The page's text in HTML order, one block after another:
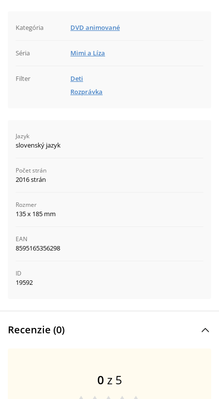
Kategória DVD animované
Séria Mimi a Líza
Filter
Deti
Rozprávka
Jazyk
slovenský jazyk
Počet strán
2016 strán
Rozmer
135 x 185 mm
EAN
8595165356298
ID
19592
Recenzie (0)
0 z 5